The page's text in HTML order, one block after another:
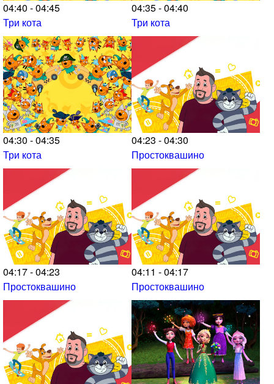
04:40 - 04:45
Три кота
04:35 - 04:40
Три кота
04:30 - 04:35
Три кота
04:23 - 04:30
Простоквашино
04:17 - 04:23
Простоквашино
04:11 - 04:17
Простоквашино